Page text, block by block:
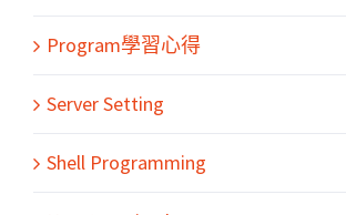
Program學習心得
Server Setting
Shell Programming